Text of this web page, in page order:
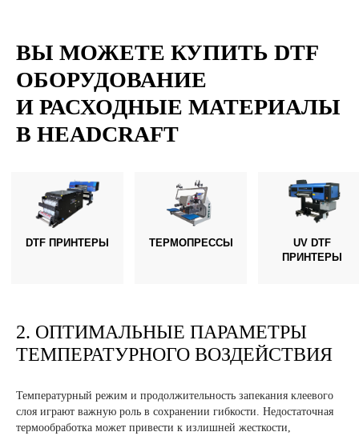
ВЫ МОЖЕТЕ КУПИТЬ DTF
ОБОРУДОВАНИЕ
И РАСХОДНЫЕ МАТЕРИАЛЫ
В HEADCRAFT
2. ОПТИМАЛЬНЫЕ ПАРАМЕТРЫ
ТЕМПЕРАТУРНОГО ВОЗДЕЙСТВИЯ
Температурный режим и продолжительность запекания клеевого
слоя играют важную роль в сохранении гибкости. Недостаточная
термообработка может привести к излишней жесткости,